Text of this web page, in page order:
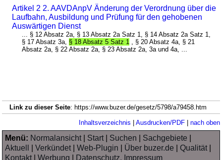
Artikel 2 2. AAVDAnpV Änderung der Verordnung über die
Laufbahn, Ausbildung und Prüfung für den gehobenen
Auswärtigen Dienst
... § 12 Absatz 2a, § 13 Absatz 2a Satz 1, § 14 Absatz 2a Satz 1,
§ 17 Absatz 3a, § 18 Absatz 5 Satz 1 , § 20 Absatz 4a, § 21
Absatz 2a, § 22 Absatz 2a, § 23 Absatz 2a, 3a und 4a, ...
Link zu dieser Seite: https://www.buzer.de/gesetz/5798/a79458.htm
Inhaltsverzeichnis Ausdrucken/PDF| nach oben
Menü: Normalansicht| Start| Suchen Sachgebiete
Aktuell
|Verkündet|Web-Plugin Über buzer.de |Qualität|
Kontakt|Werbung Datenschutz, Impressum